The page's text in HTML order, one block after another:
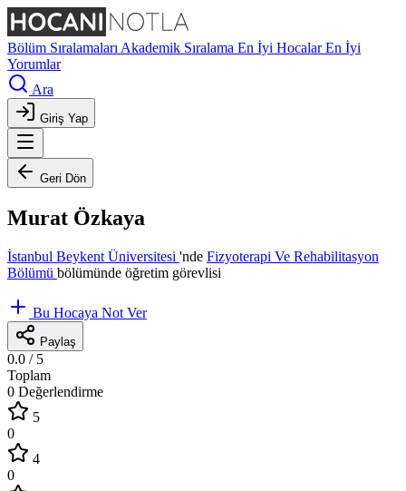
Bölüm Sıralamaları Akademik Sıralama En İyi HocalarEn İyi
Yorumlar
Ara
Giriş Yap
Geri Dön
Murat Özkaya
İstanbul Beykent Üniversitesi 'nde Fizyoterapi Ve Rehabilitasyon
Bölümü bölümünde öğretim görevlisi
Bu Hocaya Not Ver
Paylaş
0.0 / 5
Toplam
0 Değerlendirme
5
0
4
0